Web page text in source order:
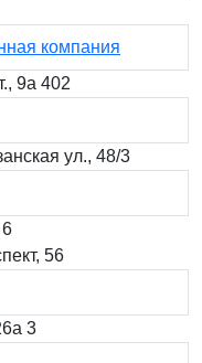
компания
9а 402
ул., 48/3
56
3